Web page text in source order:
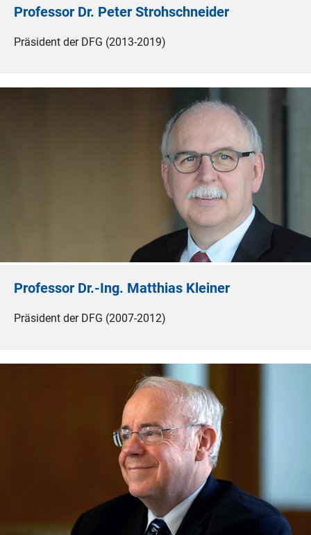
Professor Dr. Peter Strohschneider
Präsident der DFG (2013-2019)
Professor Dr.-Ing. Matthias Kleiner
Präsident der DFG (2007-2012)